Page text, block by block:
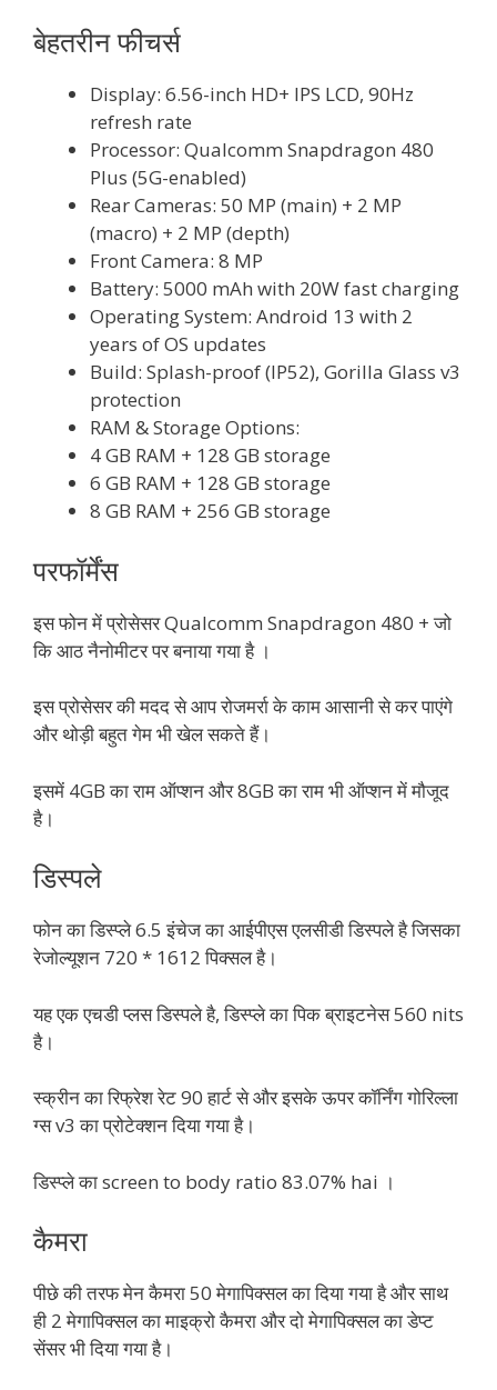
बेहतरीन फीचर्स
Display: 6.56-inch HD+ IPS LCD, 90Hz
refresh rate
Processor: Qualcomm Snapdragon 480
Plus (5G-enabled)
Rear Cameras: 50 MP (main) + 2 MP
(macro) + 2 MP (depth)
Front Camera: 8 MP
Battery: 5000 mAh with 20W fast charging
Operating System: Android 13 with 2
years of OS updates
Build: Splash-proof (IP52), Gorilla Glass v3
protection
RAM & Storage Options:
4 GB RAM + 128 GB storage
6 GB RAM + 128 GB storage
8 GB RAM + 256 GB storage
परफॉर्मेंस
इस फोन में प्रोसेसर Qualcomm Snapdragon 480 + जो
कि आठ नैनोमीटर पर बनाया गया है ।
इस प्रोसेसर की मदद से आप रोजमर्रा के काम आसानी से कर पाएंगे
और थोड़ी बहुत गेम भी खेल सकते हैं।
इसमें 4GB का राम ऑप्शन और 8GB का राम भी ऑप्शन में मौजूद
है।
डिस्पले
फोन का डिस्प्ले 6.5 इंचेज का आईपीएस एलसीडी डिस्पले है जिसका
रेजोल्यूशन 720 * 1612 पिक्सल है।
यह एक एचडी प्लस डिस्पले है, डिस्प्ले का पिक ब्राइटनेस 560 nits
है।
स्क्रीन का रिफ्रेश रेट 90 हार्ट से और इसके ऊपर कॉर्निंग गोरिल्ला
ग्स v3 का प्रोटेक्शन दिया गया है।
डिस्प्ले का screen to body ratio 83.07% hai ।
कैमरा
पीछे की तरफ मेन कैमरा 50 मेगापिक्सल का दिया गया है और साथ
ही 2 मेगापिक्सल का माइक्रो कैमरा और दो मेगापिक्सल का डेप्ट
सेंसर भी दिया गया है।